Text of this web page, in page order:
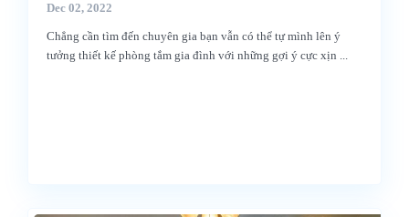
Dec 02, 2022
Chẳng cần tìm đến chuyên gia bạn vẫn có thể tự mình lên ý
tưởng thiết kế phòng tắm gia đình với những gợi ý cực xịn ...